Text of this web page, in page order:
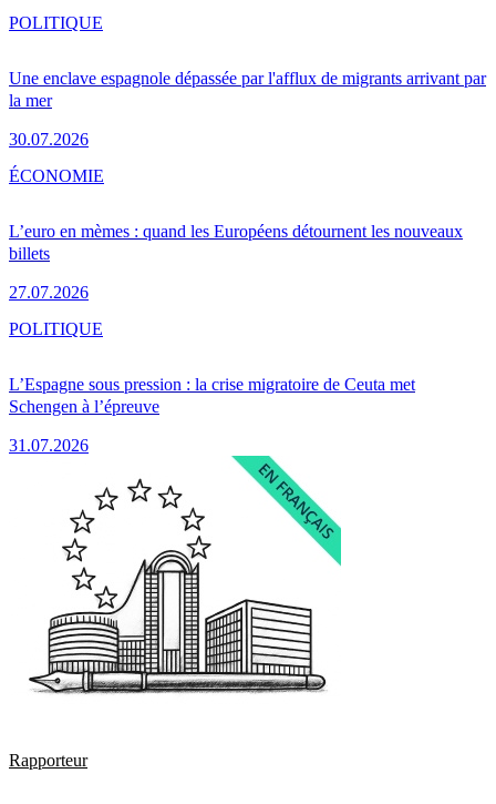
Une enclave espagnole dépassée par l'afflux de migrants arrivant par
la mer
30.07.2026
POLITIQUE
L’euro en mèmes : quand les Européens détournent les nouveaux
billets
27.07.2026
ÉCONOMIE
L’Espagne sous pression : la crise migratoire de Ceuta met
Schengen à l’épreuve
31.07.2026
POLITIQUE
Rapporteur